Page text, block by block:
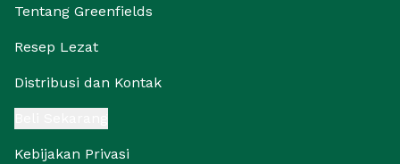
Tentang Greenfields
Resep Lezat
Distribusi dan Kontak
Kebijakan Privasi